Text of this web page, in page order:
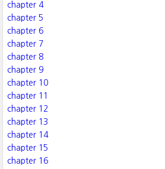
chapter 4
chapter 5
chapter 6
chapter 7
chapter 8
chapter 9
chapter 10
chapter 11
chapter 12
chapter 13
chapter 14
chapter 15
chapter 16